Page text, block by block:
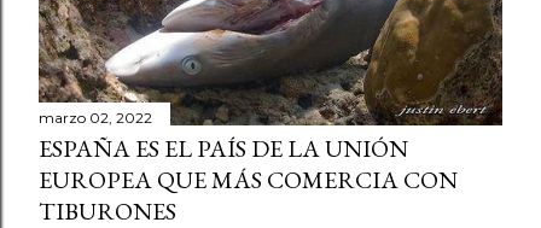
marzo 02, 2022
ESPAÑA ES EL PAÍS DE LA UNIÓN
EUROPEA QUE MÁS COMERCIA CON
TIBURONES